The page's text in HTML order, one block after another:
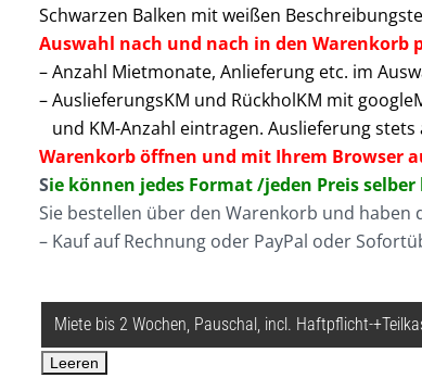
Schwarzen Balken mit weißen
Auswahl nach und nach in den Warenkorb
– Anzahl Mietmonate, Anlieferung etc. im
– AuslieferungsKM und RückholKM mit
und KM-Anzahl eintragen. Auslieferung stets
Warenkorb öffnen und mit Ihrem Browser
Sie können jedes Format /jeden Preis
Sie bestellen über den Warenkorb und haben
– Kauf auf Rechnung oder PayPal oder
Leeren